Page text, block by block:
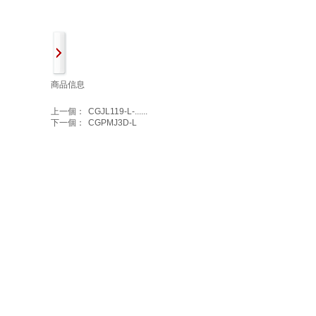
商品信息
上一個：
CGJL119-L-......
下一個：
CGPMJ3D-L